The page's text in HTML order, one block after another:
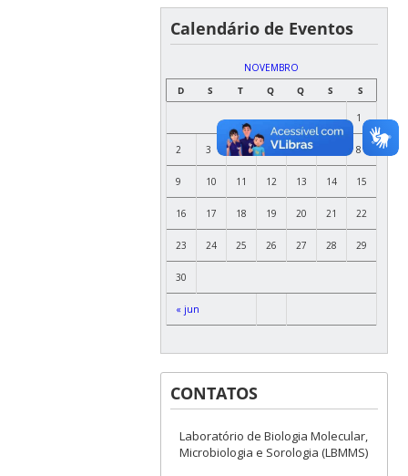
Calendário de Eventos
NOVEMBRO
D
S T Q Q S S
« jun
1
2 3 4 6 8
9 10 11 12 13 14 15
16 17 18 19 20 21 22
23 24 25 26 27 28 29
30
CONTATOS
Laboratório de Biologia Molecular,
Microbiologia e Sorologia (LBMMS)